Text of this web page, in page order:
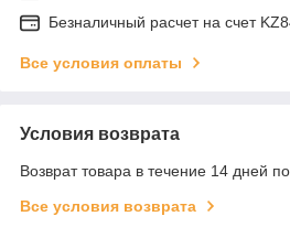
Безналичный расчет на счет
Все условия оплаты
Условия возврата
Возврат товара в течение 14 дней
Все условия возврата